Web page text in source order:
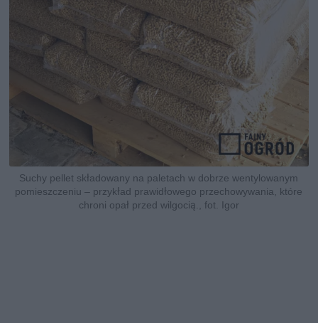
Suchy pellet składowany na paletach w dobrze wentylowanym
pomieszczeniu – przykład prawidłowego przechowywania, które
chroni opał przed wilgocią., fot. Igor